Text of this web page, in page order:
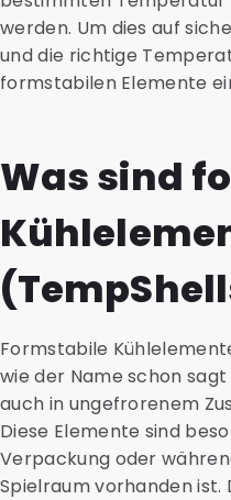
werden. Um dies auf
und die richtige
formstabilen Elemente
Was sind
Formstabile
wie der Name schon
auch in ungefrorenem
Diese Elemente sind
Verpackung oder
Spielraum vorhanden ist.